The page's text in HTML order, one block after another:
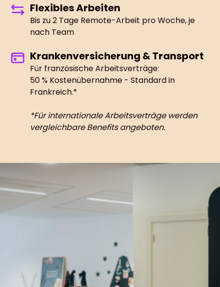
Flexibles Arbeiten
Bis zu 2 Tage Remote-Arbeit pro Woche, je
nach Team
Krankenversicherung & Transport
Für französische Arbeitsverträge:
50 % Kostenübernahme - Standard in
Frankreich.*
*Für internationale Arbeitsverträge werden
vergleichbare Benefits angeboten.